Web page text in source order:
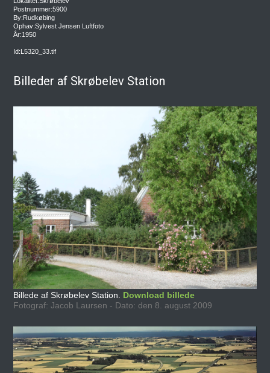
Postnummer:5900
By:Rudkøbing
Ophav:Sylvest Jensen Luftfoto
År:1950
Id:L5320_33.tif
Billeder af Skrøbelev Station
Billede af Skrøbelev Station. Download billede
Fotograf: Jacob Laursen - Dato: den 8. august 2009